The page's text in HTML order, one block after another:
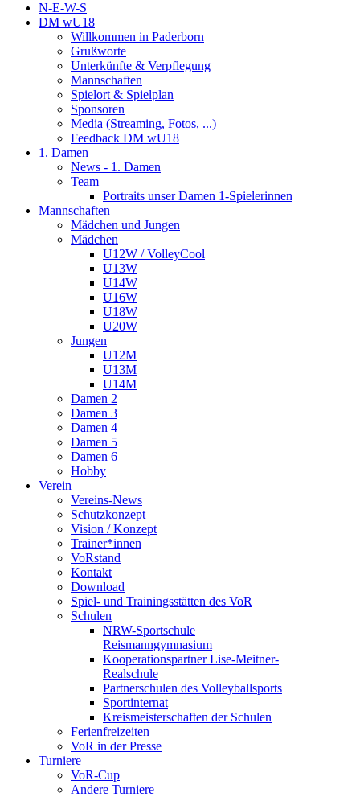
N-E-W-S
DM wU18
Willkommen in Paderborn
Grußworte
Unterkünfte & Verpflegung
Mannschaften
Spielort & Spielplan
Sponsoren
Media (Streaming, Fotos, ...)
Feedback DM wU18
1. Damen
News - 1. Damen
Team
Portraits unser Damen 1-Spielerinnen
Mannschaften
Mädchen und Jungen
Mädchen
U12W / VolleyCool
U13W
U14W
U16W
U18W
U20W
Jungen
U12M
U13M
U14M
Damen 2
Damen 3
Damen 4
Damen 5
Damen 6
Hobby
Verein
Vereins-News
Schutzkonzept
Vision / Konzept
Trainer*innen
VoRstand
Kontakt
Download
Spiel- und Trainingsstätten des VoR
Schulen
NRW-Sportschule
Reismanngymnasium
Kooperationspartner Lise-Meitner-
Realschule
Partnerschulen des Volleyballsports
Sportinternat
Kreismeisterschaften der Schulen
Ferienfreizeiten
VoR in der Presse
Turniere
VoR-Cup
Andere Turniere